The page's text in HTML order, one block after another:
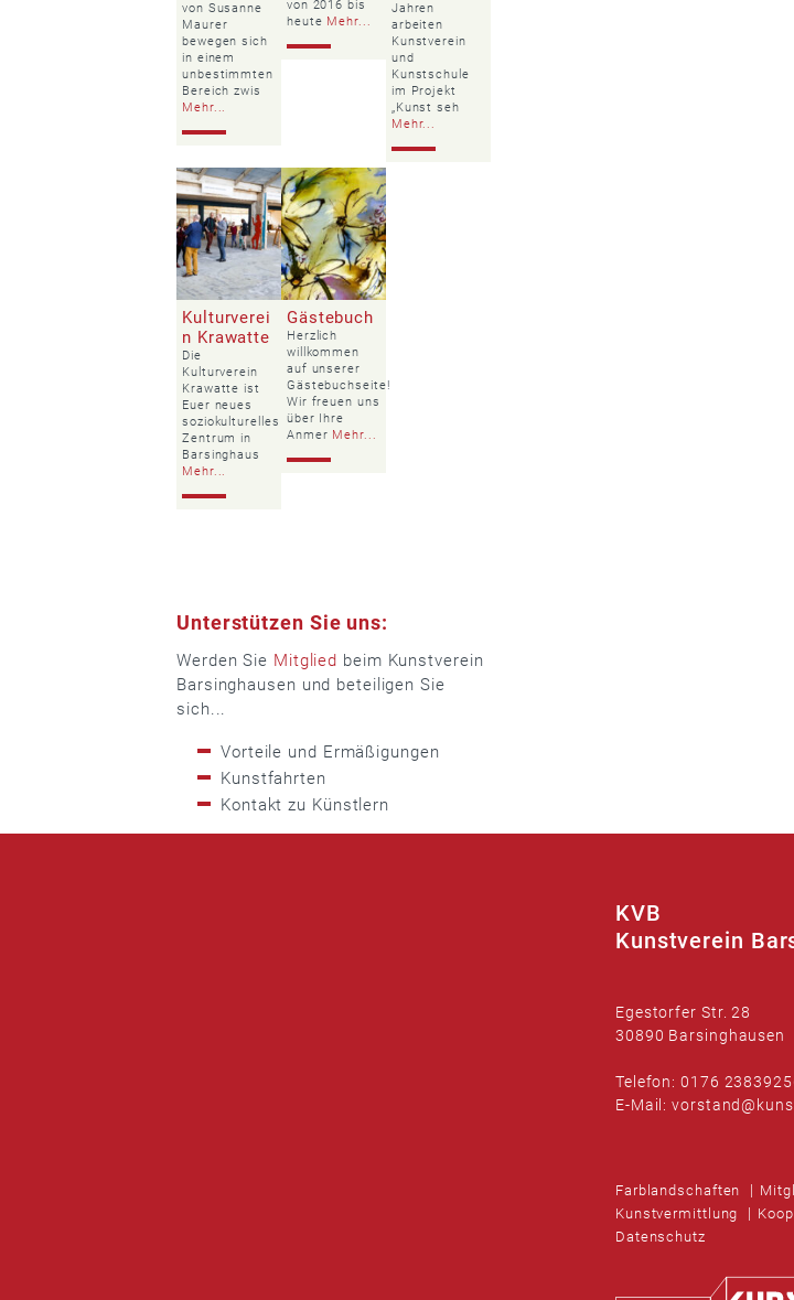
von Susanne
Maurer
bewegen sich
in einem
unbestimmten
Bereich zwis
Mehr...
von 2016 bis
heute Mehr...
Jahren
arbeiten
Kunstverein
und
Kunstschule
im Projekt
„Kunst seh
Mehr...
Kulturverei
n Krawatte
Die
Kulturverein
Krawatte ist
Euer neues
soziokulturelles
Zentrum in
Barsinghaus
Mehr...
Gästebuch
Herzlich
willkommen
auf unserer
Gästebuchseite!
Wir freuen uns
über Ihre
Anmer Mehr...
Unterstützen Sie uns:
Werden Sie Mitglied beim Kunstverein
Barsinghausen und beteiligen Sie
sich...
Vorteile und Ermäßigungen
Kunstfahrten
Kontakt zu Künstlern
KVB
Kunstverein
Egestorfer Str. 28
30890 Barsinghausen
Telefon: 0176
E-Mail:
Farblandschaften
Kunstvermittlung
Datenschutz